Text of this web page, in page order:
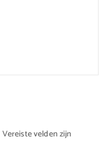
Vereiste velden zijn